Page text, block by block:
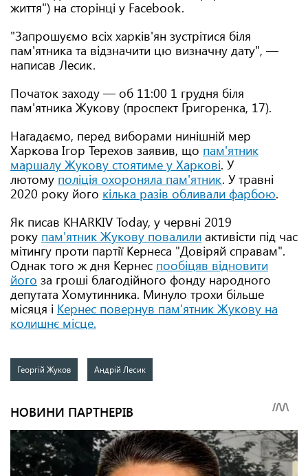
життя") на сторінці у Facebook.
"Запрошуємо всіх харків'ян зустрітися біля
пам'ятника та відзначити цю визначну дату", —
написав Лесик.
Початок заходу — об 11:00 1 грудня біля
пам'ятника Жукову (проспект Григоренка, 17).
Нагадаємо, перед виборами нинішній мер
Харкова Ігор Терехов заявив, що пам'ятник
маршалу Жукову стоятиме у Харкові. У
лютому поліція охороняла пам'ятник. У травні
2020 року його кілька разів обливали фарбою.
Як писав KHARKIV Today, у червні 2019
року пам'ятник Жукову повалили активісти під час
мітингу проти партії Кернеса "Довіряй справам".
Однак того ж дня Кернес пообіцяв відновити
його за гроші благодійного фонду народного
депутата Хомутинника. Минуло трохи більше
місяця і Кернес повернув пам'ятник Жукову на
колишнє місце.
Георгій Жуков Андрій Лесик